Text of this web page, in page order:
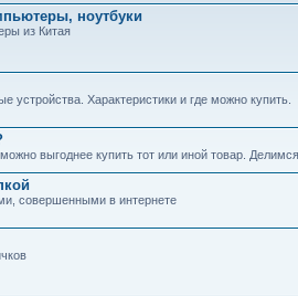
ноутбуки
из Китая
устройства. Характеристики и где можно купить.
выгоднее купить тот или иной товар.
совершенными в интернете